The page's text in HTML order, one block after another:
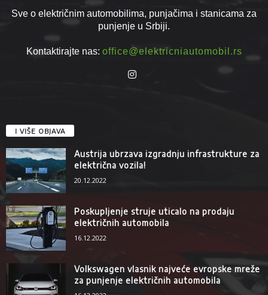
Sve o električnim automobilima, punjačima i stanicama za
punjenje u Srbiji.
Kontaktirajte nas: office@elektricniautomobil.rs
I VIŠE OBJAVA
Austrija ubrzava izgradnju infrastrukture za
električna vozila!
20.12.2022
Poskupljenje struje uticalo na prodaju
električnih automobila
16.12.2022
Volkswagen vlasnik najveće evropske mreže
za punjenje električnih automobila